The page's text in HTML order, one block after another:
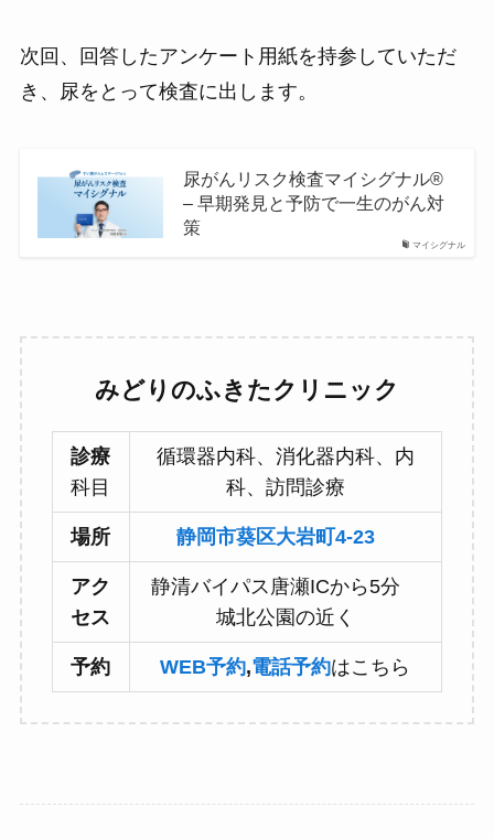
次回、回答したアンケート用紙を持参していただ
き、尿をとって検査に出します。
マイシグナル
尿がんリスク検査マイシグナル®
– 早期発見と予防で一生のがん対
策
みどりのふきたクリニック
診療
科目
循環器内科、消化器内科、内
科、訪問診療
場所 静岡市葵区大岩町4-23
アク
セス
静清バイパス唐瀬ICから5分
城北公園の近く
予約 WEB予約,電話予約はこちら